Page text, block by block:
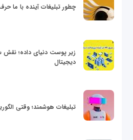
چطور تبلیغات آینده با ما
دیجیتال
تبلیغات هوشمند؛ وقتی